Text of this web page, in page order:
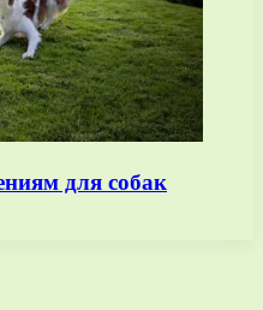
для собак